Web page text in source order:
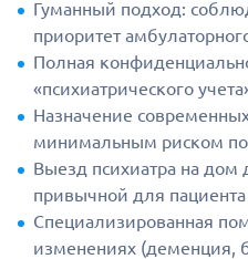
Гуманный подход:
приоритет
Полная
«психиатрического
Назначение
минимальным риском
Выезд психиатра на дом
привычной для пациента
Специализированная
изменениях (деменция,